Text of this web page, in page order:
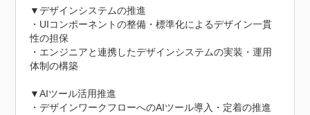
▼デザインシステムの推進
・UIコンポーネントの整備・標準化によるデザイン一貫
性の担保
・エンジニアと連携したデザインシステムの実装・運用
体制の構築
▼AIツール活用推進
・デザインワークフローへのAIツール導入・定着の推進